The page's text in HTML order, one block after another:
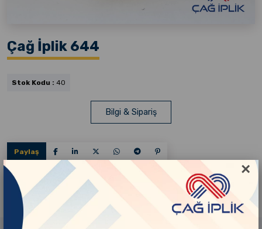
×
Çağ İplik 644
Stok Kodu : 40
Bilgi & Sipariş
Paylaş